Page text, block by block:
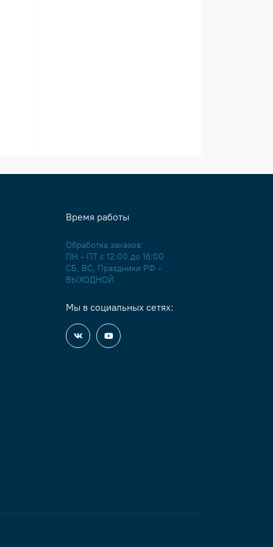
Время работы
Обработка заказов:
ПН - ПТ с 12:00 до 16:00
СБ, ВС, Праздники РФ -
ВЫХОДНОЙ
Мы в социальных сетях: